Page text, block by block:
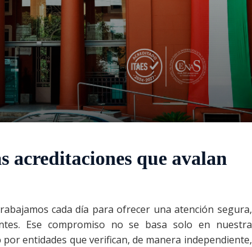
acreditaciones que avalan
cada día para ofrecer una atención segura,
Ese compromiso no se basa solo en nuestra
entidades que verifican, de manera independiente,